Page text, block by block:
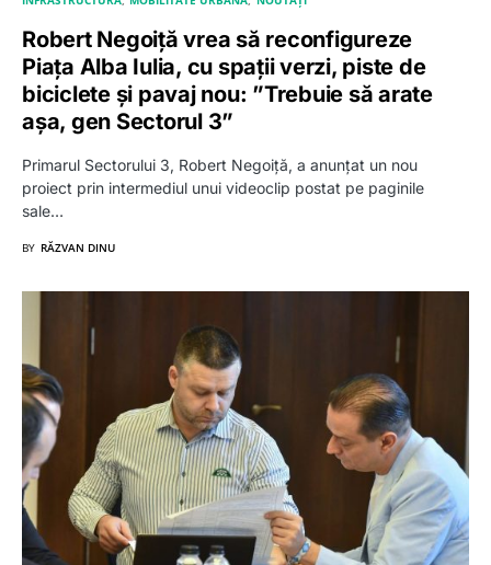
Robert Negoiță vrea să reconfigureze
Piața Alba Iulia, cu spații verzi, piste de
biciclete și pavaj nou: ”Trebuie să arate
așa, gen Sectorul 3”
Primarul Sectorului 3, Robert Negoiță, a anunțat un nou
proiect prin intermediul unui videoclip postat pe paginile
sale…
BY RĂZVAN DINU